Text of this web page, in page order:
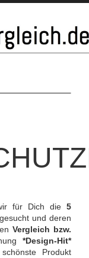
für Dich die 5
und deren
Vergleich bzw.
*Design-Hit*
Produkt